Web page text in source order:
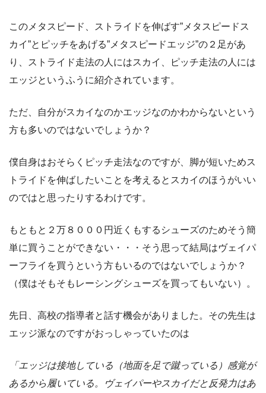
このメタスピード、ストライドを伸ばす”メタスピードス
カイ”とピッチをあげる”メタスピードエッジ”の２足があ
り、ストライド走法の人にはスカイ、ピッチ走法の人には
エッジというふうに紹介されています。
ただ、自分がスカイなのかエッジなのかわからないという
方も多いのではないでしょうか？
僕自身はおそらくピッチ走法なのですが、脚が短いためス
トライドを伸ばしたいことを考えるとスカイのほうがいい
のではと思ったりするわけです。
もともと２万８０００円近くもするシューズのためそう簡
単に買うことができない・・・そう思って結局はヴェイパ
ーフライを買うという方もいるのではないでしょうか？
（僕はそもそもレーシングシューズを買ってもいない）。
先日、高校の指導者と話す機会がありました。その先生は
エッジ派なのですがおっしゃっていたのは
「エッジは接地している（地面を足で蹴っている）感覚が
あるから履いている。ヴェイパーやスカイだと反発力はあ